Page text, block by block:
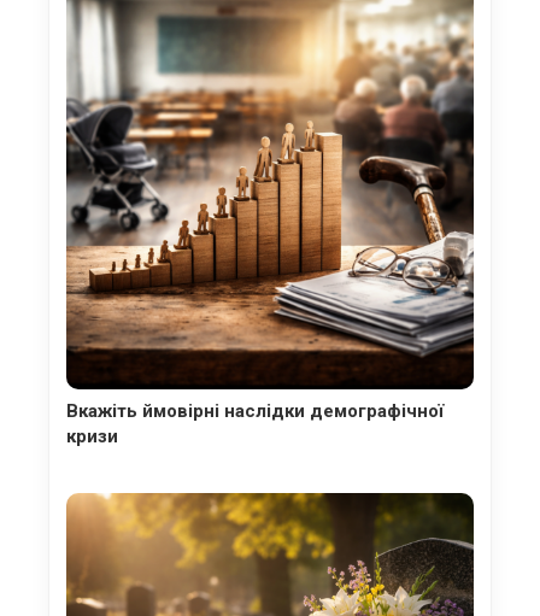
Вкажіть ймовірні наслідки демографічної
кризи